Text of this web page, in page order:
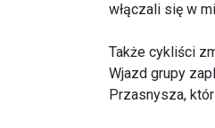
włączali się w
Także cykliści
Wjazd grupy
Przasnysza,